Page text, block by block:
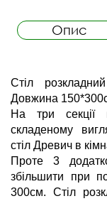
Опис
Стіл
Довжина
На три секції
складеному
стіл Древич в
Проте 3
збільшити при
300см. Стіл